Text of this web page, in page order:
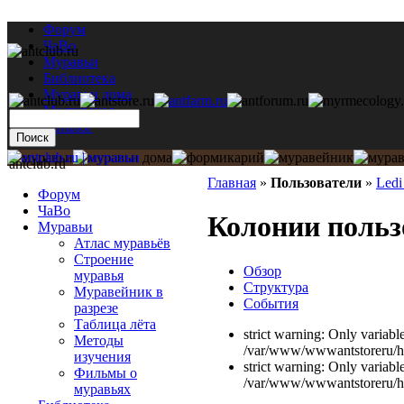
Форум
ЧаВо
Муравьи
Библиотека
Муравьи дома
Мастерская
Каталог
Главная » Пользователи »
Колонии
Обзор
Структура
События
strict warning: Only
/var/www/wwwantstoreru/
strict warning: Only
/var/www/wwwantstoreru/
antclub.ru
Форум
ЧаВо
Муравьи
Атлас муравьёв
Строение
муравья
Муравейник в
разрезе
Таблица лёта
Методы
изучения
Фильмы о
муравьях